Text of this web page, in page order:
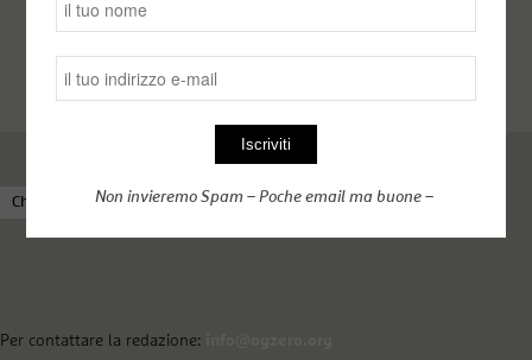
Chi siamo Come funziona OGzero Complici nel web
Per contattare la redazione:
Non invieremo Spam – Poche email ma buone –